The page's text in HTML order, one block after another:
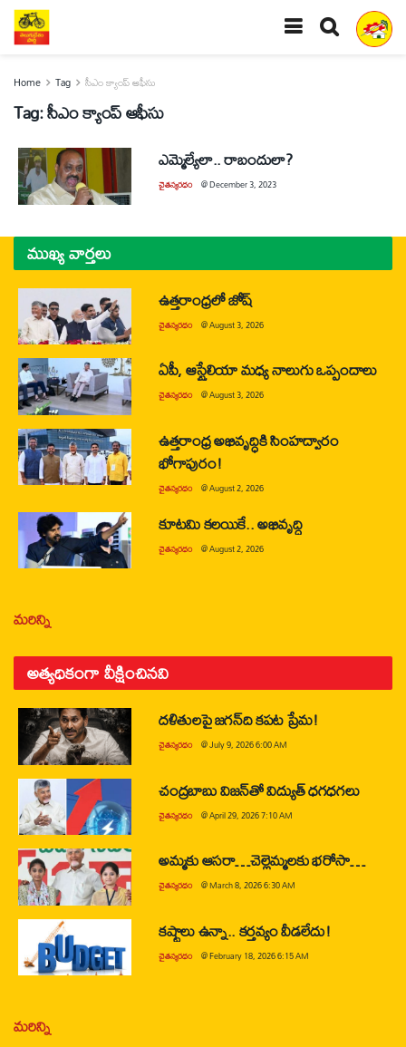
Home Tag సీఎం క్యాంప్‌ ఆఫీసు
Tag:సీఎం క్యాంప్‌ ఆఫీసు
ఎమ్మెల్యేలా.. రాబందులా?
చైతన్యరధం @December 3, 2023
ముఖ్య వార్తలు
ఉత్తరాంధ్రలో జోష్
చైతన్యరధం @August 3, 2026
ఏపీ, ఆస్ట్రేలియా మధ్య నాలుగు ఒప్పందాలు
చైతన్యరధం @August 3, 2026
ఉత్తరాంధ్ర అభివృద్ధికి సింహద్వారం
భోగాపురం!
చైతన్యరధం @August 2, 2026
కూటమి కలయికే.. అభివృద్ధి
చైతన్యరధం @August 2, 2026
మరిన్ని
అత్యధికంగా వీక్షించినవి
దళితులపై జగన్‌ది కపట ప్రేమ!
చైతన్యరధం @July 9, 2026 6:00 AM
చంద్రబాబు విజన్‌తో విద్యుత్ ధగధగలు
చైతన్యరధం @April 29, 2026 7:10 AM
అమ్మకు ఆసరా…చెల్లెమ్మలకు భరోసా…
చైతన్యరధం @March 8, 2026 6:30 AM
కష్టాలు ఉన్నా.. కర్తవ్యం వీడలేదు!
చైతన్యరధం @February 18, 2026 6:15 AM
మరిన్ని